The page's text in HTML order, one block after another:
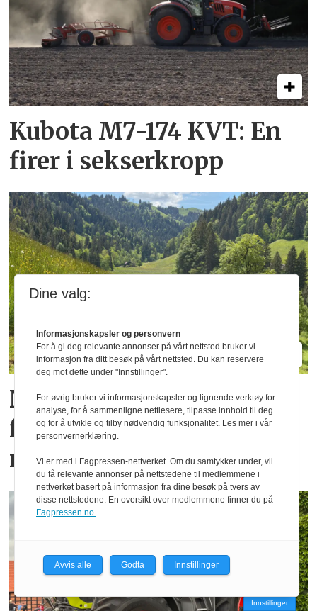
Kubota M7-174 KVT: En
firer i sekserkropp
Nye TT212 markerer
femti år­ med
redskapsbærere fra Aebi
Innstillinger
Dine valg:
Informasjonskapsler og personvern
For å gi deg relevante annonser på vårt nettsted bruker vi
informasjon fra ditt besøk på vårt nettsted. Du kan reservere
deg mot dette under "Innstillinger".
For øvrig bruker vi informasjonskapsler og lignende verktøy for
analyse, for å sammenligne nettlesere, tilpasse innhold til deg
og for å utvikle og tilby nødvendig funksjonalitet. Les mer i vår
personvernerklæring.
Vi er med i Fagpressen-nettverket. Om du samtykker under, vil
du få relevante annonser på nettstedene til medlemmene i
nettverket basert på informasjon fra dine besøk på tvers av
disse nettstedene. En oversikt over medlemmene finner du på
Fagpressen.no.
Avvis alle Godta Innstillinger